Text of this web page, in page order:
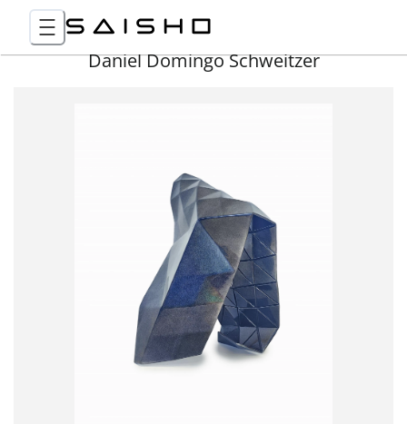
Daniel Domingo Schweitzer